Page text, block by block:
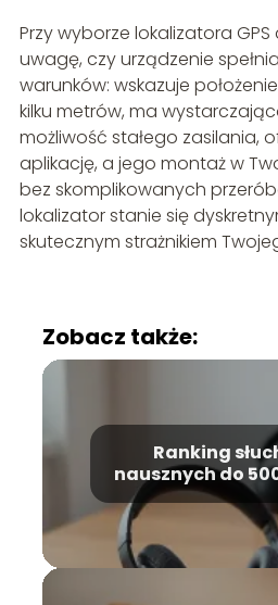
Przy wyborze lokalizatora
uwagę, czy urządzenie
warunków: wskazuje
kilku metrów, ma
możliwość stałego zasilania,
aplikację, a jego montaż w
bez skomplikowanych
lokalizator stanie się
skutecznym strażnikiem
Zobacz także:
Ranking
nausznych do